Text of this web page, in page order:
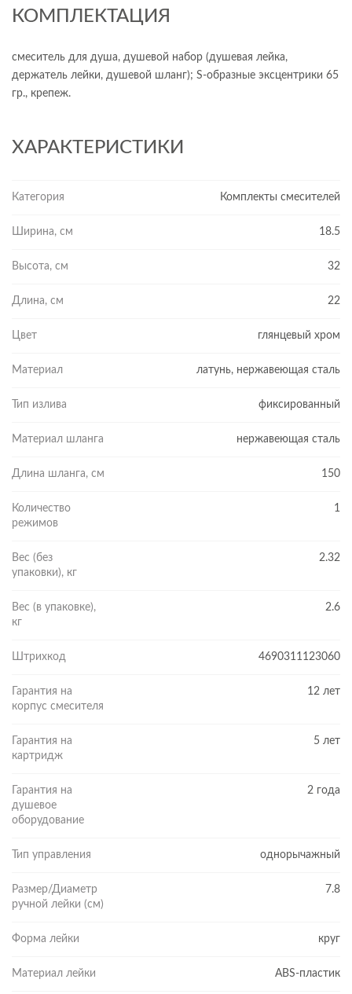
КОМПЛЕКТАЦИЯ
смеситель для душа, душевой набор (душевая лейка,
держатель лейки, душевой шланг); S-образные эксцентрики 65
гр., крепеж.
ХАРАКТЕРИСТИКИ
Категория Комплекты смесителей
Ширина, см 18.5
Высота, см 32
Длина, см 22
Цвет глянцевый хром
Материал латунь, нержавеющая сталь
Тип излива фиксированный
Материал шланга нержавеющая сталь
Длина шланга, см 150
Количество
режимов
1
Вес (без
упаковки), кг
2.32
Вес (в упаковке),
кг
2.6
Штрихкод 4690311123060
Гарантия на
корпус смесителя
12 лет
Гарантия на
картридж
5 лет
Гарантия на
душевое
оборудование
2 года
Тип управления однорычажный
Размер/Диаметр
ручной лейки (см)
7.8
Форма лейки круг
Материал лейки ABS-пластик